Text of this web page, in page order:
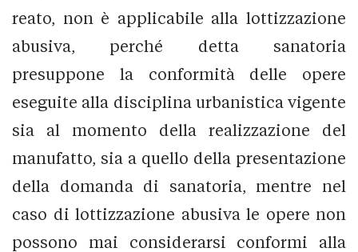
reato, non è applicabile alla lottizzazione
abusiva, perché detta sanatoria
presuppone la conformità delle opere
eseguite alla disciplina urbanistica vigente
sia al momento della realizzazione del
manufatto, sia a quello della presentazione
della domanda di sanatoria, mentre nel
caso di lottizzazione abusiva le opere non
possono mai considerarsi conformi alla